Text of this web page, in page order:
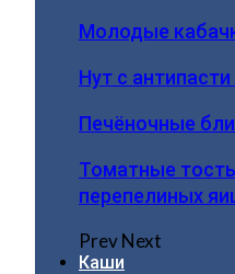
Молодые
Нут с
Печёночные
Томатные
перепелиных
PrevNext
Каши